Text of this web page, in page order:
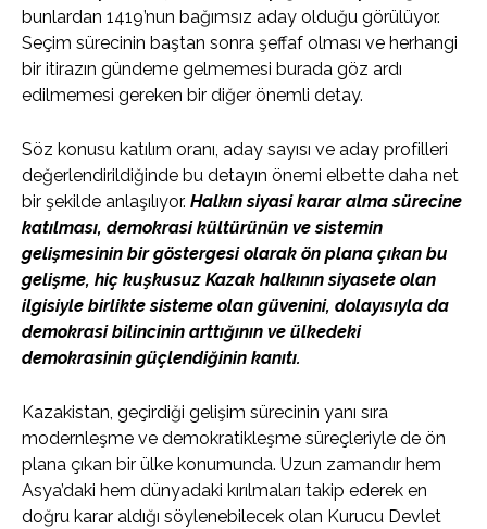
bunlardan 1419’nun bağımsız aday olduğu görülüyor.
Seçim sürecinin baştan sonra şeffaf olması ve herhangi
bir itirazın gündeme gelmemesi burada göz ardı
edilmemesi gereken bir diğer önemli detay.
Söz konusu katılım oranı, aday sayısı ve aday profilleri
değerlendirildiğinde bu detayın önemi elbette daha net
bir şekilde anlaşılıyor. Halkın siyasi karar alma sürecine
katılması, demokrasi kültürünün ve sistemin
gelişmesinin bir göstergesi olarak ön plana çıkan bu
gelişme, hiç kuşkusuz Kazak halkının siyasete olan
ilgisiyle birlikte sisteme olan güvenini, dolayısıyla da
demokrasi bilincinin arttığının ve ülkedeki
demokrasinin güçlendiğinin kanıtı.
Kazakistan, geçirdiği gelişim sürecinin yanı sıra
modernleşme ve demokratikleşme süreçleriyle de ön
plana çıkan bir ülke konumunda. Uzun zamandır hem
Asya’daki hem dünyadaki kırılmaları takip ederek en
doğru karar aldığı söylenebilecek olan Kurucu Devlet